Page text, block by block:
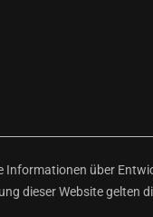
Informationen über
dieser Website gelten